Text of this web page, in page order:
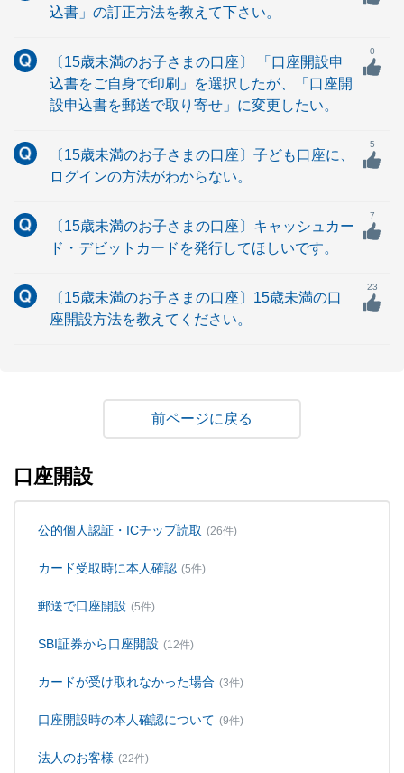
込書」の訂正方法を教えて下さい。
〔15歳未満のお子さまの口座〕 「口座開設申
込書をご自身で印刷」を選択したが、「口座開
設申込書を郵送で取り寄せ」に変更したい。
0
〔15歳未満のお子さまの口座〕子ども口座に、
ログインの方法がわからない。
5
〔15歳未満のお子さまの口座〕キャッシュカー
ド・デビットカードを発行してほしいです。
7
〔15歳未満のお子さまの口座〕15歳未満の口
座開設方法を教えてください。
23
戻る
口座開設
公的個人認証・ICチップ読取 (26件)
カード受取時に本人確認 (5件)
郵送で口座開設 (5件)
SBI証券から口座開設 (12件)
カードが受け取れなかった場合 (3件)
口座開設時の本人確認について (9件)
法人のお客様 (22件)